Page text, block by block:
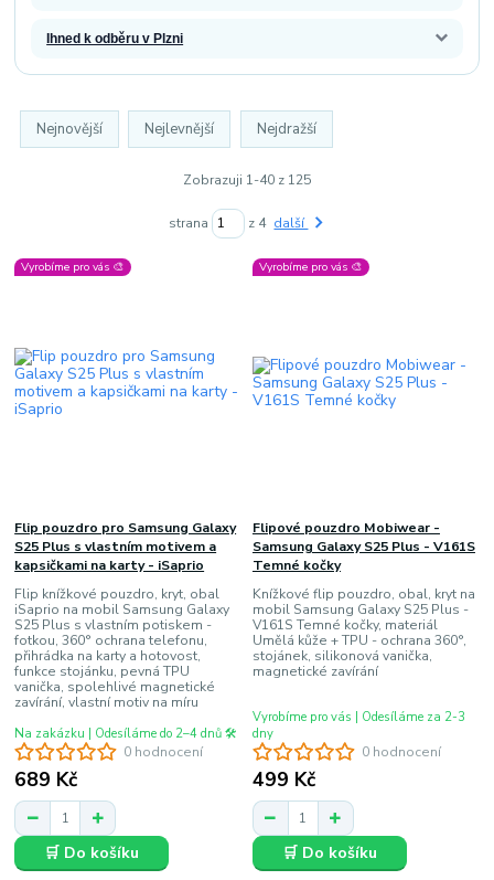
Ihned k odběru v Plzni
Nejnovější Nejlevnější Nejdražší
Zobrazuji 1-40 z 125
strana z 4 další
Vyrobíme pro vás 🎨
0 hodnocení
Flip pouzdro pro Samsung Galaxy
S25 Plus s vlastním motivem a
kapsičkami na karty - iSaprio
Flip knížkové pouzdro, kryt, obal
iSaprio na mobil Samsung Galaxy
S25 Plus s vlastním potiskem -
fotkou, 360° ochrana telefonu,
přihrádka na karty a hotovost,
funkce stojánku, pevná TPU
vanička, spolehlivé magnetické
zavírání, vlastní motiv na míru
689 Kč
Na zakázku | Odesíláme do 2–4 dnů 🛠️
🛒 Do košíku
Vyrobíme pro vás 🎨
0 hodnocení
Flipové pouzdro Mobiwear -
Samsung Galaxy S25 Plus - V161S
Temné kočky
Knížkové flip pouzdro, obal, kryt na
mobil Samsung Galaxy S25 Plus -
V161S Temné kočky, materiál
Umělá kůže + TPU - ochrana 360°,
stojánek, silikonová vanička,
magnetické zavírání
499 Kč
Vyrobíme pro vás | Odesíláme za 2-3
dny
🛒 Do košíku